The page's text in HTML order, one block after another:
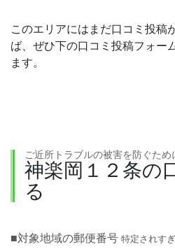
このエリアにはまだ口コミ投稿
ば、ぜひ下の口コミ投稿フォー
ます。
ご近所トラブルの被害を防ぐため
神楽岡１２条の
る
■対象地域の郵便番号 特定されす